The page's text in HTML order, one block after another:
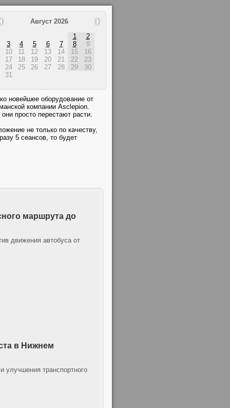
Август 2026
1
2
3
4 5 6 7 8
9
10
11 12 13 14 15
16
17
18 19 20 21 22
23
24
25 26 27 28 29
30
31
новейшее оборудование от
компании Asclepion.
просто перестают расти.
не только по качеству,
5 сеансов, то будет
маршрута до
движения автобуса от
в Нижнем
улучшения транспортного